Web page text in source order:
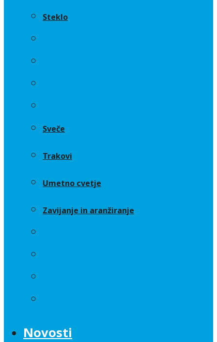
Steklo
Sveče
Trakovi
Umetno cvetje
Zavijanje in aranžiranje
Novosti